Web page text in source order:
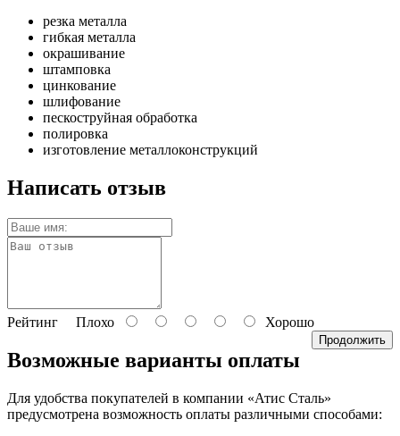
резка металла
гибкая металла
окрашивание
штамповка
цинкование
шлифование
пескоструйная обработка
полировка
изготовление металлоконструкций
Написать отзыв
Рейтинг Плохо Хорошо
Продолжить
Возможные варианты оплаты
Для удобства покупателей в компании «Атис Сталь»
предусмотрена возможность оплаты различными способами: